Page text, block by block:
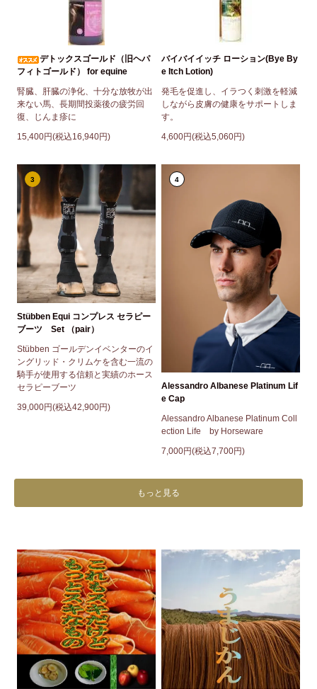
デトックスゴールド（旧ヘパ
フィトゴールド） for equine
腎臓、肝臓の浄化、十分な放牧が出
来ない馬、長期間投薬後の疲労回
復、じんま疹に
15,400円(税込16,940円)
バイバイイッチ ローション(Bye By
e Itch Lotion)
発毛を促進し、イラつく刺激を軽減
しながら皮膚の健康をサポートしま
す。
4,600円(税込5,060円)
3
Stübben Equi コンプレス セラピー
ブーツ Set （pair）
Stübben ゴールデンイベンターのイ
ングリッド・クリムケを含む一流の
騎手が使用する信頼と実績のホース
セラピーブーツ
39,000円(税込42,900円)
4
Alessandro Albanese Platinum Lif
e Cap
Alessandro Albanese Platinum Coll
ection Life by Horseware
7,000円(税込7,700円)
もっと見る